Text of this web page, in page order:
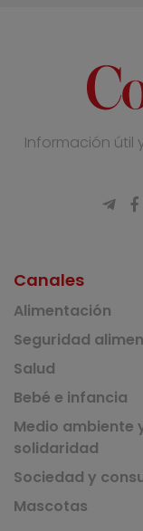
Información útil
Canales
Alimentación
Seguridad
Salud
Bebé e infancia
Medio ambiente
solidaridad
Sociedad y
Mascotas